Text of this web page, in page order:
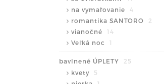
na vymaľovanie
4
romantika SANTORO
2
vianočné
14
Veľká noc
1
bavlnené ÚPLETY
25
kvety
5